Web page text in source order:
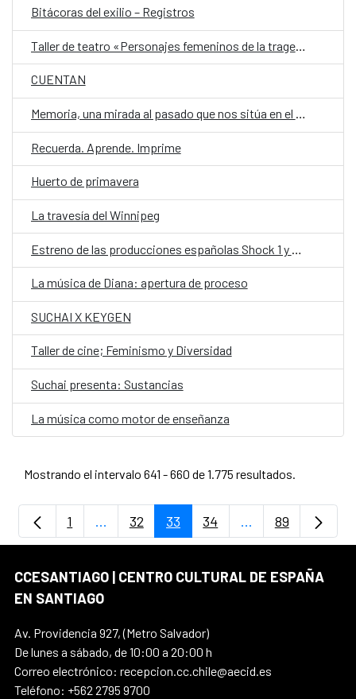
Bitácoras del exilio – Registros
Taller de teatro «Personajes femeninos de la tragedia griega, hoy.»
CUENTAN
Memoria, una mirada al pasado que nos sitúa en el presente
Recuerda. Aprende. Imprime
Huerto de primavera
La travesía del Winnipeg
La música de Diana: apertura de proceso
SUCHAI X KEYGEN
Taller de cine; Feminismo y Diversidad
Suchai presenta: Sustancias
La música como motor de enseñanza
Mostrando el intervalo 641 - 660 de 1.775 resultados.
Página
1 ...Páginas intermedias Use TAB para
Página
32 Página
33 Página
34 ...PáginasPágina
89
CCESANTIAGO | CENTRO CULTURAL DE ESPAÑA
EN SANTIAGO
Av. Providencia 927, (Metro Salvador)
De lunes a sábado, de 10:00 a 20:00 h
Correo electrónico: recepcion.cc.chile@aecid.es
Teléfono: +562 2795 9700